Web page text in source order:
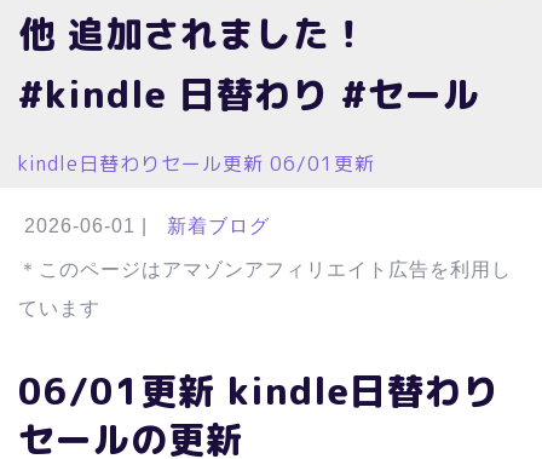
他 追加されました！
#kindle 日替わり #セール
kindle日替わりセール更新 06/01更新
2026-06-01 新着ブログ
＊このページはアマゾンアフィリエイト広告を利用し
ています
06/01更新 kindle日替わり
セールの更新